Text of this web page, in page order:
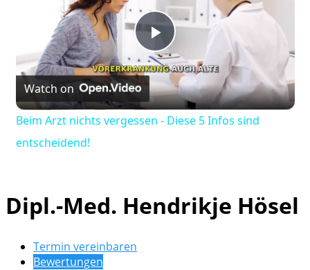
Play
Video
Watch on
Beim Arzt nichts vergessen - Diese 5 Infos sind
entscheidend!
Dipl.-Med. Hendrikje Hösel
Termin vereinbaren
Bewertungen